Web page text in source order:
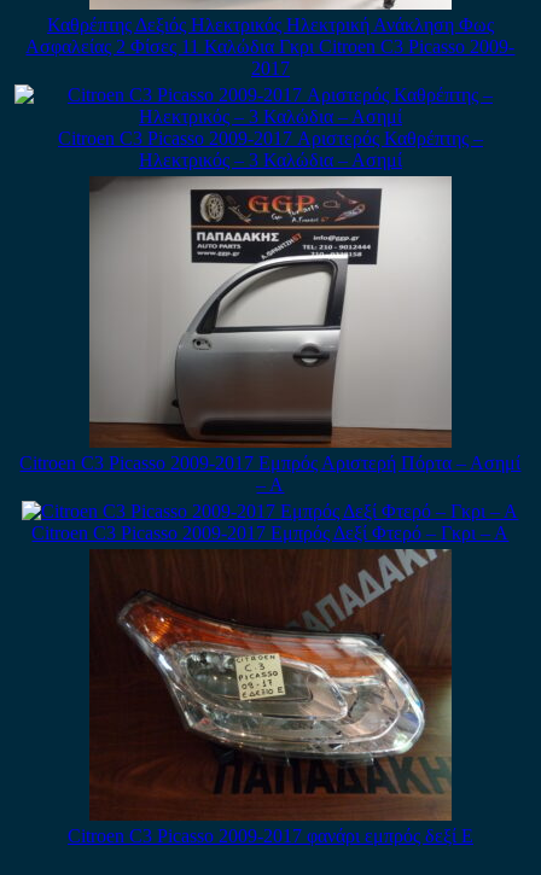
Καθρέπτης Δεξιός Ηλεκτρικός Ηλεκτρική Ανάκληση Φως
Ασφαλείας 2 Φίσες 11 Καλώδια Γκρι Citroen C3 Picasso 2009-
2017
Citroen C3 Picasso 2009-2017 Αριστερός Καθρέπτης –
Ηλεκτρικός – 3 Καλώδια – Ασημί
Citroen C3 Picasso 2009-2017 Εμπρός Αριστερή Πόρτα – Ασημί
– Α
Citroen C3 Picasso 2009-2017 Εμπρός Δεξί Φτερό – Γκρι – Α
Citroen C3 Picasso 2009-2017 φανάρι εμπρός δεξί E